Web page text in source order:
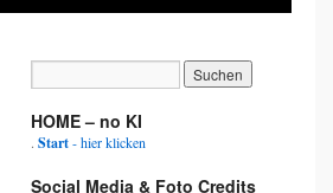
HOME – no KI
. Start- hier klicken
Social Media & Foto Credits